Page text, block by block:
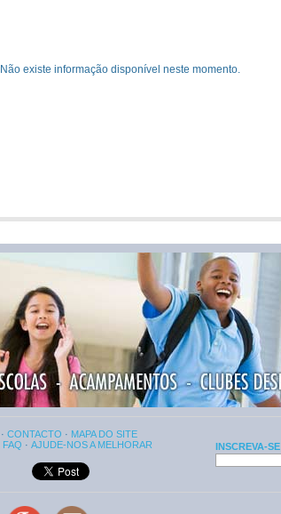
Não existe informação disponível neste momento.
CONTACTO · MAPA DO SITE
FAQ · AJUDE-NOS A MELHORAR INSCREVA-SE